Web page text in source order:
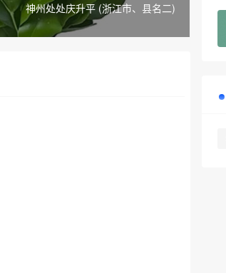
神州处处庆升平 (浙江市、县名二)